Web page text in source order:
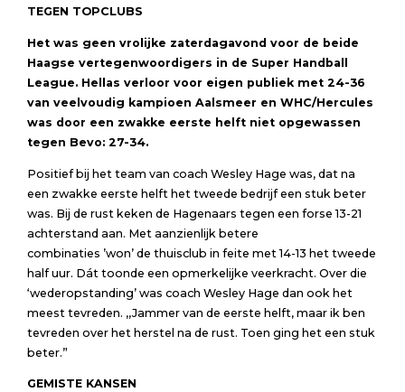
TEGEN TOPCLUBS
Het was geen vrolijke zaterdagavond voor de beide
Haagse vertegenwoordigers in de Super Handball
League. Hellas verloor voor eigen publiek met 24-36
van veelvoudig kampioen Aalsmeer en WHC/Hercules
was door een zwakke eerste helft niet opgewassen
tegen Bevo: 27-34.
Positief bij het team van coach Wesley Hage was, dat na
een zwakke eerste helft het tweede bedrijf een stuk beter
was. Bij de rust keken de Hagenaars tegen een forse 13-21
achterstand aan. Met aanzienlijk betere
combinaties ’won’ de thuisclub in feite met 14-13 het tweede
half uur. Dát toonde een opmerkelijke veerkracht. Over die
‘wederopstanding’ was coach Wesley Hage dan ook het
meest tevreden. ,,Jammer van de eerste helft, maar ik ben
tevreden over het herstel na de rust. Toen ging het een stuk
beter.”
GEMISTE KANSEN